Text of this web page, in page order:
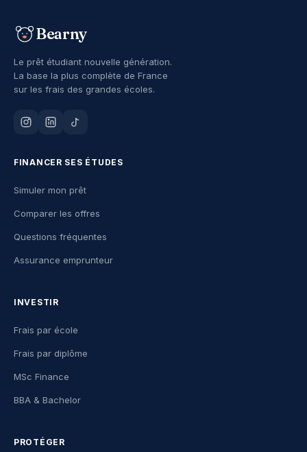
Bearny
Le prêt étudiant nouvelle génération.
La base la plus complète de France
sur les frais des grandes écoles.
FINANCER SES ÉTUDES
Simuler mon prêt
Comparer les offres
Questions fréquentes
Assurance emprunteur
INVESTIR
Frais par école
Frais par diplôme
MSc Finance
BBA & Bachelor
PROTÉGER